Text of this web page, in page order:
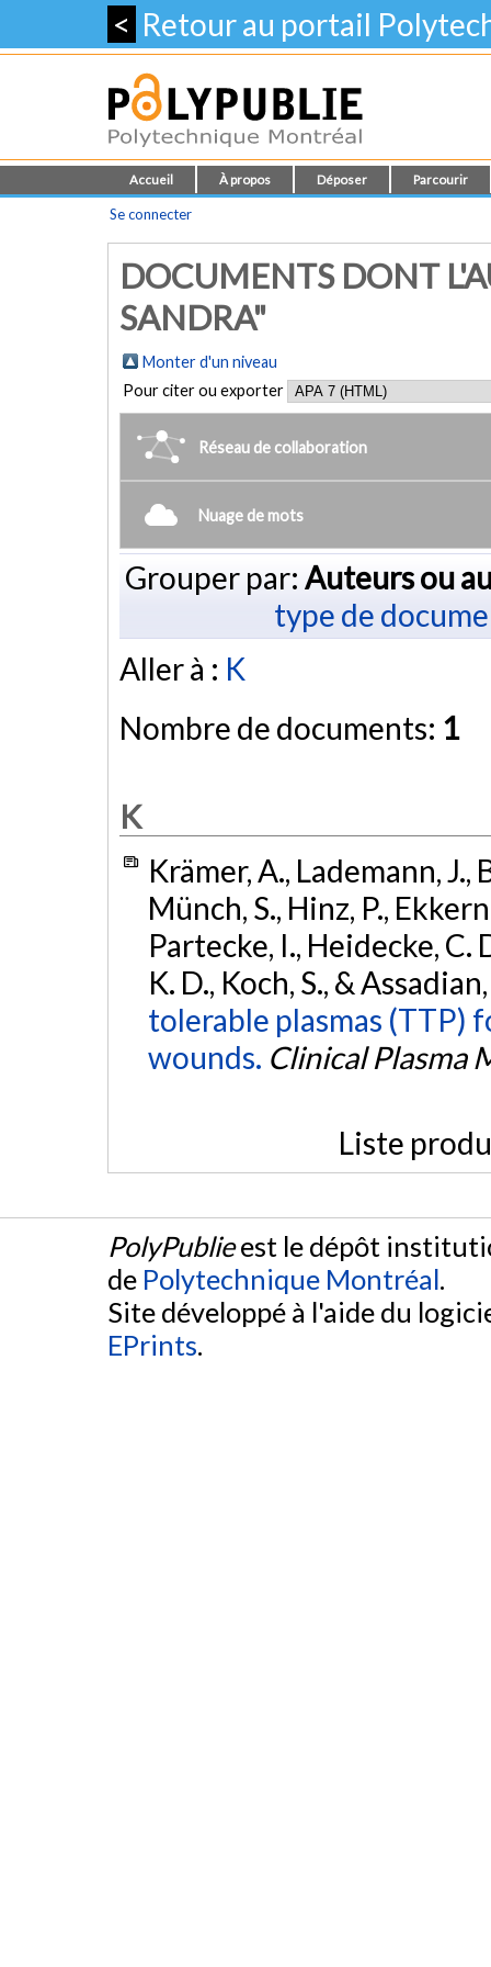
< Retour au portail
Accueil À propos Déposer Parcourir
Se connecter
DOCUMENTS DONT
SANDRA"
Monter d'un niveau
Pour citer ou exporter
Réseau de collaboration
Nuage de mots
Grouper par: Auteurs ou
type de
Aller à : K
Nombre de documents: 1
K
Krämer, A., Lademann, J.,
Münch, S., Hinz, P.,
Partecke, I., Heidecke, C.
K. D., Koch, S., &
tolerable plasmas (TTP)
wounds. Clinical Plasma
Liste
PolyPublieest le dépôt
de Polytechnique Montréal.
Site développé à l'aide du
EPrints.